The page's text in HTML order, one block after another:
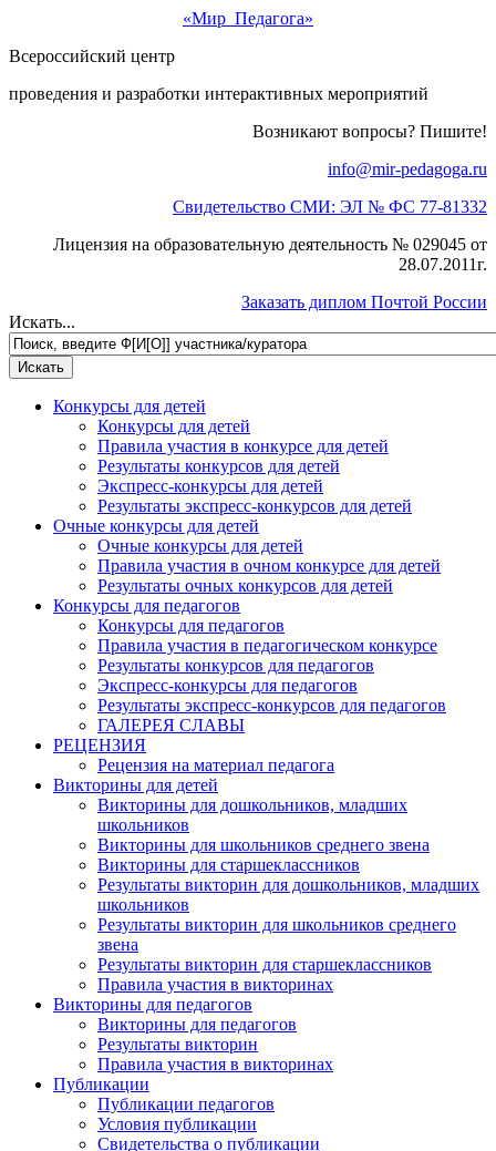
«Мир Педагога»
Всероссийский центр
проведения и разработки интерактивных мероприятий
Возникают вопросы? Пишите!
info@mir-pedagoga.ru
Свидетельство СМИ: ЭЛ № ФС 77-81332
Лицензия на образовательную деятельность № 029045 от
28.07.2011г.
Заказать диплом Почтой России
Искать...
Конкурсы для детей
Конкурсы для детей
Правила участия в конкурсе для детей
Результаты конкурсов для детей
Экспресс-конкурсы для детей
Результаты экспресс-конкурсов для детей
Очные конкурсы для детей
Очные конкурсы для детей
Правила участия в очном конкурсе для детей
Результаты очных конкурсов для детей
Конкурсы для педагогов
Конкурсы для педагогов
Правила участия в педагогическом конкурсе
Результаты конкурсов для педагогов
Экспресс-конкурсы для педагогов
Результаты экспресс-конкурсов для педагогов
ГАЛЕРЕЯ СЛАВЫ
РЕЦЕНЗИЯ
Рецензия на материал педагога
Викторины для детей
Викторины для дошкольников, младших
школьников
Викторины для школьников среднего звена
Викторины для старшеклассников
Результаты викторин для дошкольников, младших
школьников
Результаты викторин для школьников среднего
звена
Результаты викторин для старшеклассников
Правила участия в викторинах
Викторины для педагогов
Викторины для педагогов
Результаты викторин
Правила участия в викторинах
Публикации
Публикации педагогов
Условия публикации
Свидетельства о публикации